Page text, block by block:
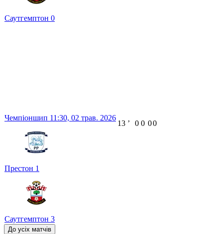
Саутгемптон 0
Чемпіоншип 11:30, 02 трав. 2026
Престон 1
Саутгемптон 3
13 ʼ 0 0 00
До усіх матчів